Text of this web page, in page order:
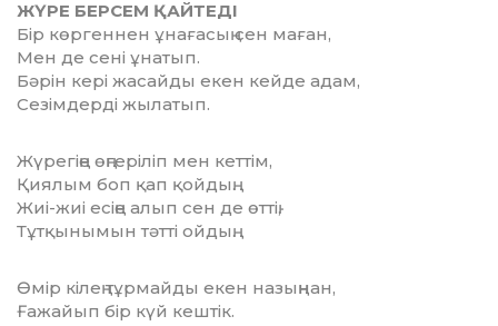
ЖҮРЕ БЕРСЕМ ҚАЙТЕДІ
Бір көргеннен ұнағасың сен маған,
Мен де сені ұнатып.
Бәрін кері жасайды екен кейде адам,
Сезімдерді жылатып.
Жүрегіңе өңгеріліп мен кеттім,
Қиялым боп қап қойдың.
Жиі-жиі есіңе алып сен де өттің,
Тұтқынымын тәтті ойдың.
Өмір кілең тұрмайды екен назыңнан,
Ғажайып бір күй кештік.